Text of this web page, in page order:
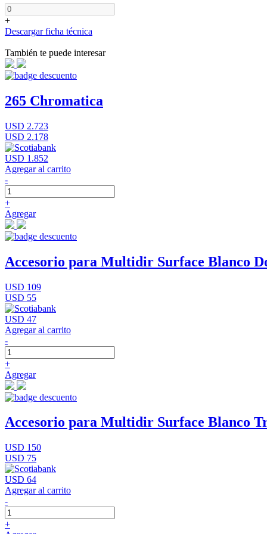
+
Descargar ficha técnica
También te puede interesar
265 Chromatica
USD 2.723
USD 2.178
USD 1.852
Agregar al carrito
-
+
Agregar
Accesorio para Multidir Surface Blanco
USD 109
USD 55
USD 47
Agregar al carrito
-
+
Agregar
Accesorio para Multidir Surface Blanco
USD 150
USD 75
USD 64
Agregar al carrito
-
+